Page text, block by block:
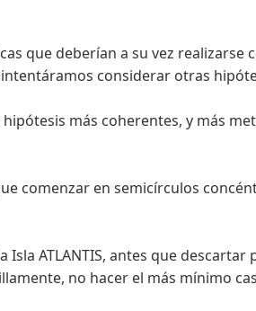
que deberían a su vez
considerar otras
más coherentes, y más
comenzar en semicírculos
ATLANTIS, antes que
no hacer el más mínimo